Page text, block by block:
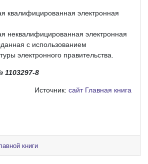
квалифицированная электронная
неквалифицированная электронная
с использованием
электронного правительства.
8
Источник: сайт Главная книга
книги